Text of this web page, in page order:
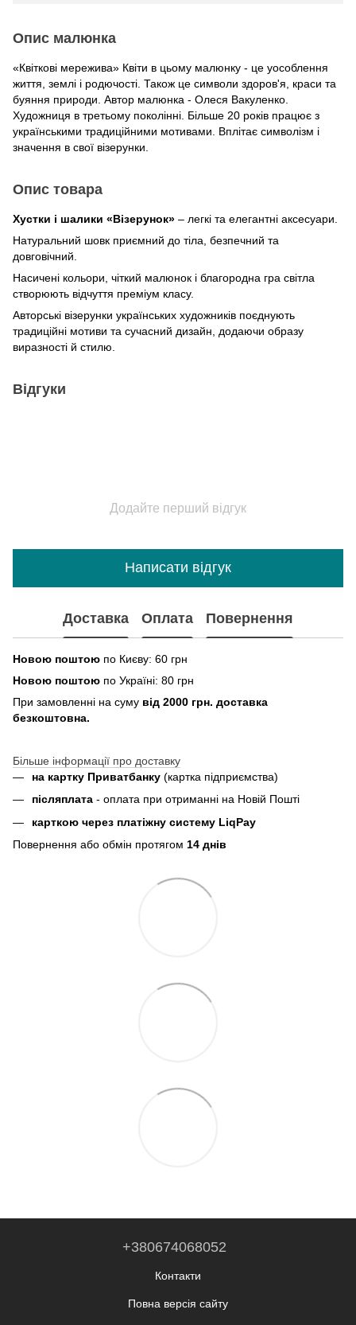
Опис малюнка
«Квіткові мережива» Квіти в цьому малюнку - це уособлення
життя, землі і родючості. Також це символи здоров'я, краси та
буяння природи. Автор малюнка - Олеся Вакуленко.
Художниця в третьому поколінні. Більше 20 років працює з
українськими традиційними мотивами. Вплітає символізм і
значення в свої візерунки.
Опис товара
Хустки і шалики «Візерунок» – легкі та елегантні аксесуари.
Натуральний шовк приємний до тіла, безпечний та
довговічний.
Насичені кольори, чіткий малюнок і благородна гра світла
створюють відчуття преміум класу.
Авторські візерунки українських художників поєднують
традиційні мотиви та сучасний дизайн, додаючи образу
виразності й стилю.
Відгуки
Додайте перший відгук
Написати відгук
Доставка Оплата Повернення
Новою поштою по Києву: 60 грн
Новою поштою по Україні: 80 грн
При замовленні на суму від 2000 грн. доставка
безкоштовна.
Більше інформації про доставку
на картку Приватбанку (картка підприємства)
пiсляплата - оплата при отриманнi на Новій Пошті
карткою через платіжну систему LiqPay
Повернення або обмін протягом 14 днів
+380674068052
Контакти
Повна версія сайту